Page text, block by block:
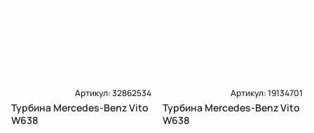
Артикул:32862534
Турбина Mercedes-Benz Vito
W638
Артикул:19134701
Турбина Mercedes-Benz Vito
W638